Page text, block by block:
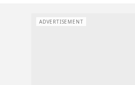
ADVERTISEMENT